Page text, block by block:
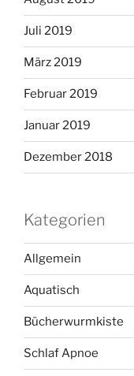
Juli 2019
März 2019
Februar 2019
Januar 2019
Dezember 2018
Kategorien
Allgemein
Aquatisch
Bücherwurmkiste
Schlaf Apnoe